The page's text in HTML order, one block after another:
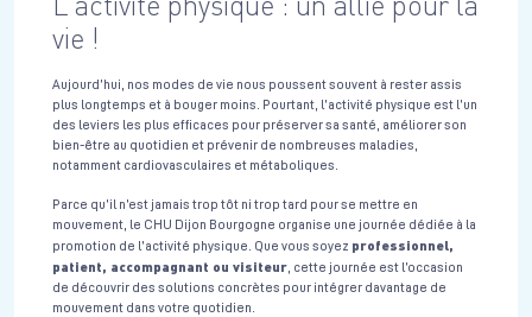
vie !
Aujourd’hui, nos modes de vie nous poussent souvent à rester assis
plus longtemps et à bouger moins. Pourtant, l’activité physique est l’un
des leviers les plus efficaces pour préserver sa santé, améliorer son
bien-être au quotidien et prévenir de nombreuses maladies,
notamment cardiovasculaires et métaboliques.
Parce qu’il n’est jamais trop tôt ni trop tard pour se mettre en
mouvement, le CHU Dijon Bourgogne organise une journée dédiée à la
promotion de l’activité physique. Que vous soyez professionnel,
patient, accompagnant ou visiteur , cette journée est l’occasion
de découvrir des solutions concrètes pour intégrer davantage de
mouvement dans votre quotidien.